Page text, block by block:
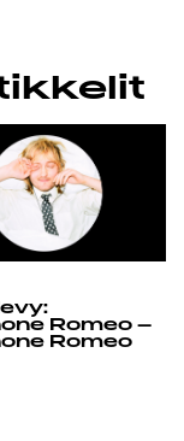
Romeo –
Romeo